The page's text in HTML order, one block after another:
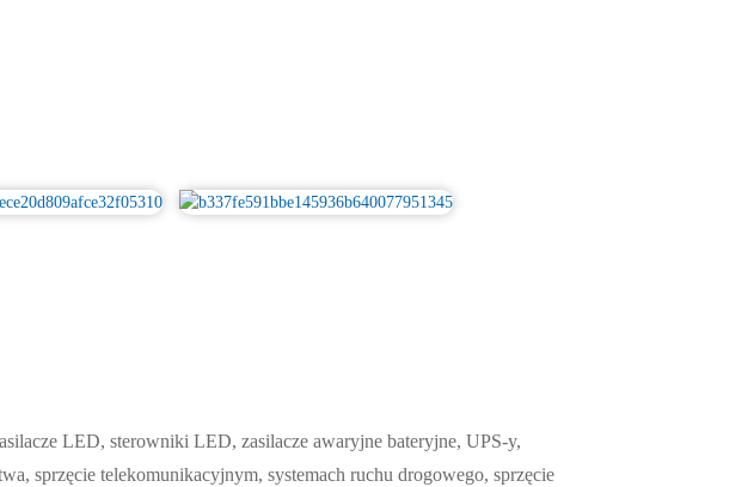
LED, sterowniki LED, zasilacze awaryjne bateryjne, UPS-y,
sprzęcie telekomunikacyjnym, systemach ruchu drogowego, sprzęcie